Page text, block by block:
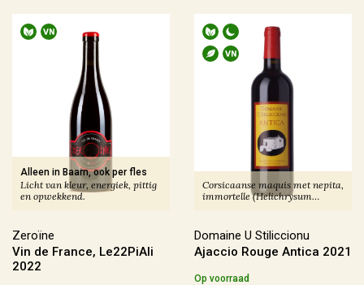
Uitverkocht(3)
Soort Teelt
Biologisch(107)
Biologisch-Dynamisch
In omschakeling(17)
Duurzaam
Geschikt voor veganisten
Alleen in Baarn, ook per fles
Licht van kleur, energiek, pittig
en opwekkend.
Zeroïne
Vin de France, Le22PiAli
2022
Corsicaanse maquis met nepita,
immortelle (Helichrysum
Domaine U Stiliccionu
Ajaccio Rouge Antica 2021
Op voorraad